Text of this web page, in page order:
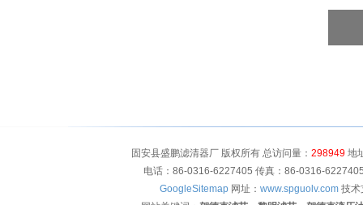
固安县盛鹏滤清器厂 版权所有 总访问量： 298949地
电话：86-0316-6227405 传真：86-0316-
GoogleSitemap 网址： www.spguolv.com 技术